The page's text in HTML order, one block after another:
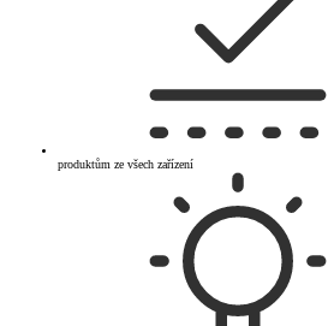
produktům ze všech zařízení